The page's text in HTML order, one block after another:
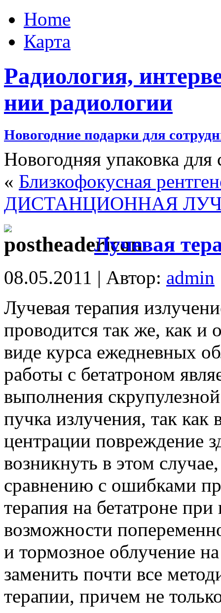
Home
Карта
Радиология,
нии радиологии
Новогодние подарки для
Новогодняя упаковка
« Близкофокусная
ДИСТАНЦИОННАЯ
Лучевая
08.05.2011 | Автор: admin
Лучевая терапия
проводится так же, как и
виде курса ежедневных
работы с бетатроном
выполнения
пучка излучения, так как
центрации повреждение
возникнуть в этом
сравнению с ошибками
терапия на бетатроне
возможности
и тормозное облучение
заменить почти все
терапии, причем не